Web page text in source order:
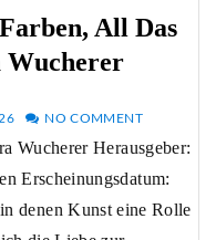
All Das
Wucherer
NO COMMENT
Erscheinungsdatum:
denen Kunst eine Rolle